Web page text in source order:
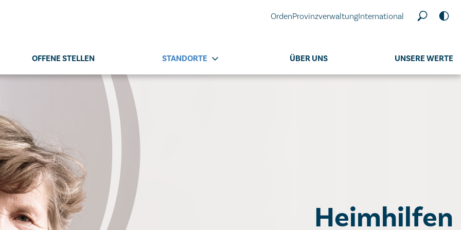
OrdenProvinzverwaltungInternational
OFFENE STELLEN STANDORTE ÜBER UNS UNSERE WERTE
Heimhilfen